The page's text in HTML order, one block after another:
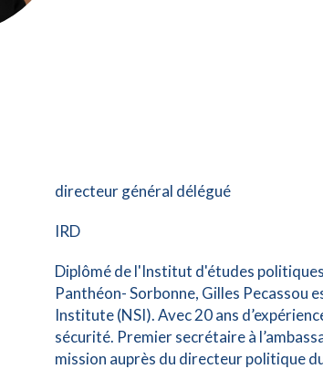
directeur général délégué
IRD
Diplômé de l'Institut d'études
Panthéon- Sorbonne, Gilles Pecassou
Institute (NSI). Avec 20 ans
sécurité. Premier secrétaire à
mission auprès du directeur politique